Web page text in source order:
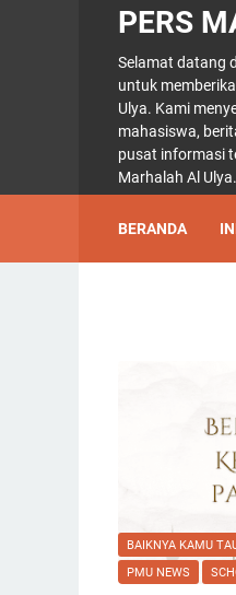
PERS
Selamat datang
untuk
Ulya. Kami
mahasiswa,
pusat informasi
Marhalah Al
BERANDA
BAIKNYA KAMU
PMU NEWS